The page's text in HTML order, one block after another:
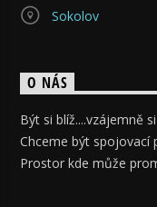
Sokolov
O NÁS
Být si blíž....vzájemně
Chceme být spojovací
Prostor kde může